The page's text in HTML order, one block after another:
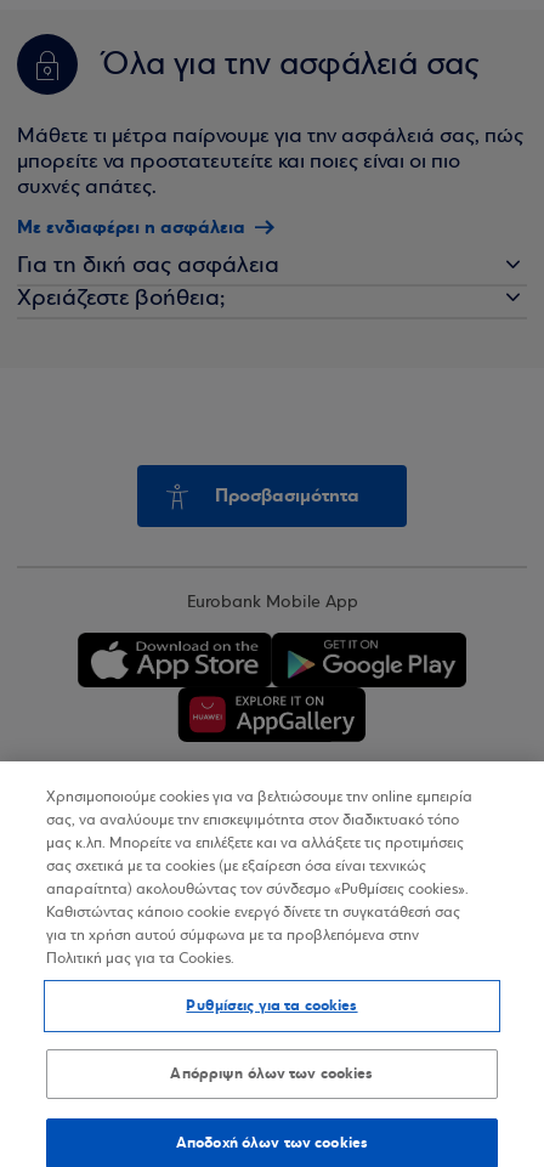
Όλα για την ασφάλειά σας
Μάθετε τι μέτρα παίρνουμε για την ασφάλειά σας, πώς
μπορείτε να προστατευτείτε και ποιες είναι οι πιο
συχνές απάτες.
Με ενδιαφέρει η ασφάλεια
Για τη δική σας ασφάλεια
Χρειάζεστε βοήθεια;
Προσβασιμότητα
Eurobank Mobile App
Copyright © 2026
Όροι Χρήσης
Προσωπικά Δεδομένα στον Διαδικτυακό Τόπο
Δήλωση Προσβασιμότητας
Sitemap
Χρησιμοποιούμε cookies για να βελτιώσουμε την online εμπειρία
σας, να αναλύουμε την επισκεψιμότητα στον διαδικτυακό τόπο
μας κ.λπ. Μπορείτε να επιλέξετε και να αλλάξετε τις προτιμήσεις
σας σχετικά με τα cookies (με εξαίρεση όσα είναι τεχνικώς
απαραίτητα) ακολουθώντας τον σύνδεσμο «Ρυθμίσεις cookies».
Καθιστώντας κάποιο cookie ενεργό δίνετε τη συγκατάθεσή σας
για τη χρήση αυτού σύμφωνα με τα προβλεπόμενα στην
Πολιτική μας για τα Cookies.
Ρυθμίσεις για τα cookies
Απόρριψη όλων των cookies
Αποδοχή όλων των cookies